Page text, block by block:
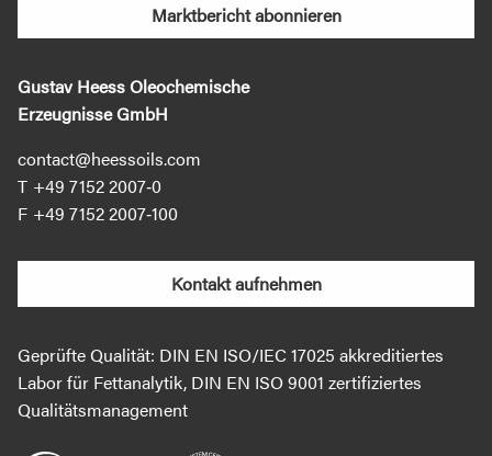
Marktbericht abonnieren
Gustav Heess Oleochemische
Erzeugnisse GmbH
contact@heessoils.com
+49 7152 2007‐0
+49 7152 2007‐100
Kontakt aufnehmen
Geprüfte Qualität: DIN EN ISO/IEC 17025 akkreditiertes
Labor für Fettanalytik, DIN EN ISO 9001 zertifiziertes
Qualitätsmanagement